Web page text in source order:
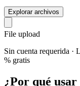
Explorar archivos
File upload
Sin cuenta requerida ·
% gratis
¿Por qué